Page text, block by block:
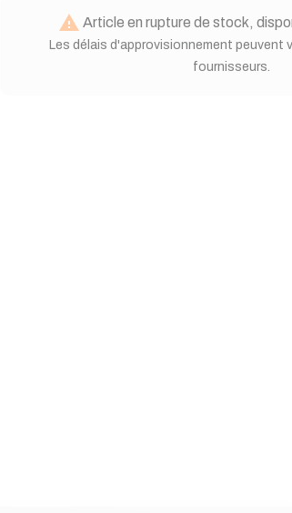
 Article en rupture de stock,
Les délais d'approvisionnement peuvent
fournisseurs.